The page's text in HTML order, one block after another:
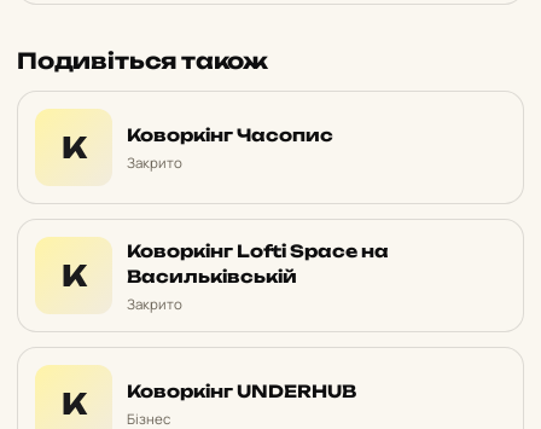
Подивіться також
К Коворкінг Часопис
Закрито
К
Коворкінг Lofti Space на
Васильківській
Закрито
К Коворкінг UNDERHUB
Бізнес